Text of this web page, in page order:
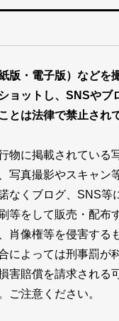
版・電子版）などを
ョットし、SNSやブ
とは法律で禁止され
物に掲載されている
写真撮影やスキャン
なくブログ、SNS等
等をして販売・配布
肖像権等を侵害する
によっては刑事罰が
害賠償を請求される
ご注意ください。